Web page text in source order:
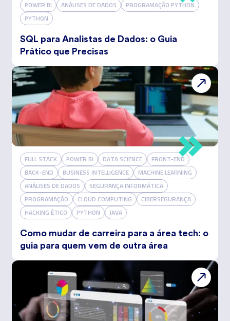
POWER BI ANÁLISES DE DADOS
PROGRAMAÇÃO PYTHON
PYTHON
SQL para Analistas de Dados: o Guia
Prático que Precisas
FULL STACK POWER BI DATA SCIENCE
FRONT-END
BACK-END
BUSINESS INTELLIGENCE
MACHINE LEARNING
ANÁLISES DE DADOS
SEGURANÇA INFORMÁTICA
PROGRAMAÇÃO
CLOUD COMPUTING
CIBERSEGURANÇA
HACKING ÉTICO
PYTHON JAVA
Como mudar de carreira para a área tech: o
guia para quem vem de outra área